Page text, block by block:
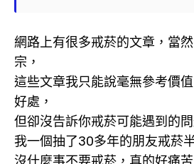
網路上有很多戒菸的文章，當
宗，
這些文章我只能說毫無參考價
好處，
但卻沒告訴你戒菸可能遇到的問
我一個抽了30多年的朋友戒菸